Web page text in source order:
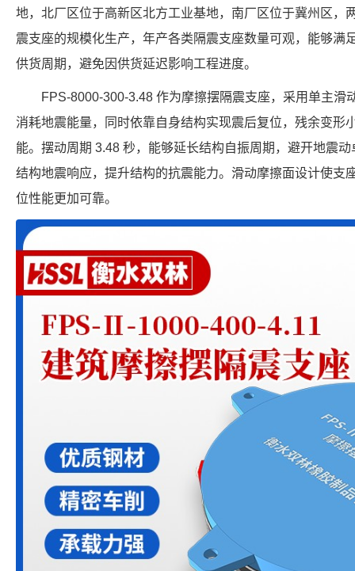
地，北厂区位于高新区北方工业基地，南厂区位于冀州区，
震支座的规模化生产，年产各类隔震支座数量可观，能够满
供货周期，避免因供货延迟影响工程进度。
FPS-8000-300-3.48 作为摩擦摆隔震支座，采用单主滑
消耗地震能量，同时依靠自身结构实现震后复位，残余变形
能。摆动周期 3.48 秒，能够延长结构自振周期，避开地震
结构地震响应，提升结构的抗震能力。滑动摩擦面设计使支
位性能更加可靠。